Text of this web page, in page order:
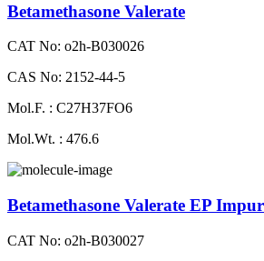
Betamethasone Valerate
CAT No: o2h-B030026
CAS No: 2152-44-5
Mol.F. : C27H37FO6
Mol.Wt. : 476.6
Betamethasone Valerate EP
CAT No: o2h-B030027